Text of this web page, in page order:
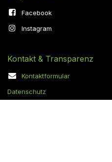
Facebook
Instagram
Kontakt & Transparenz
Kontaktformular
Datenschutz